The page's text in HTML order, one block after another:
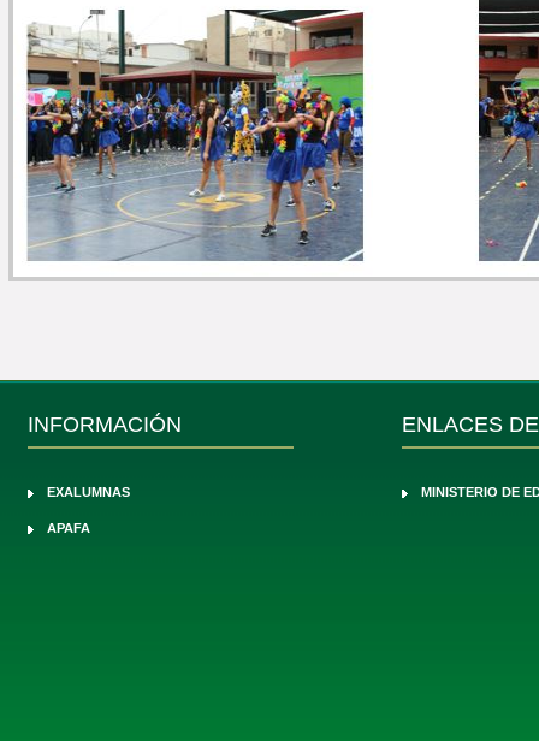
INFORMACIÓN
EXALUMNAS
APAFA
ENLACES
MINISTERIO DE